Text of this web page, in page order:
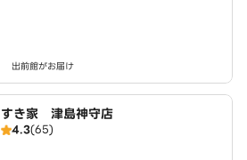
出前館がお届け
すき家 津島神守店
4.3(65)